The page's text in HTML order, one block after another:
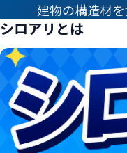
建物の構造材
シロアリとは